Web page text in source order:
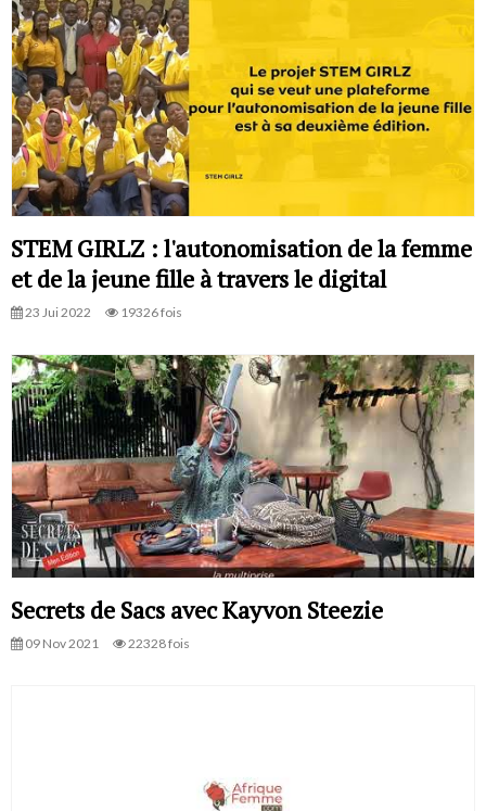
STEM GIRLZ : l'autonomisation de la femme
et de la jeune fille à travers le digital
23 Jui 2022 19326 fois
Secrets de Sacs avec Kayvon Steezie
09 Nov 2021 22328 fois